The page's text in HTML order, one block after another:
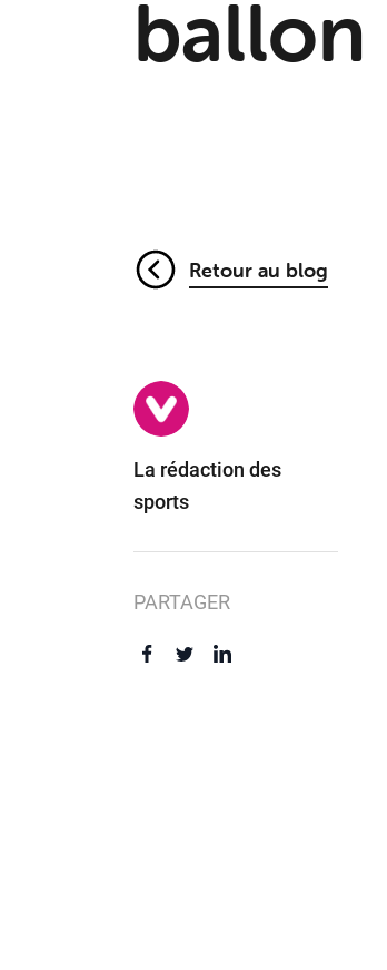
ballon
Retour au blog
La rédaction des
sports
PARTAGER